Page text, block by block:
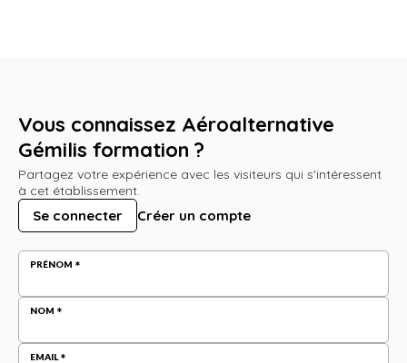
Vous connaissez Aéroalternative
Gémilis formation ?
Partagez votre expérience avec les visiteurs qui s'intéressent
à cet établissement.
Se connecter Créer un compte
PRÉNOM
NOM
EMAIL